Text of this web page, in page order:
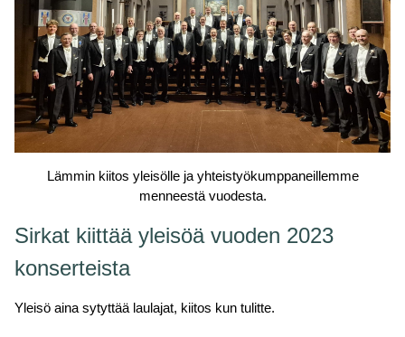
Lämmin kiitos yleisölle ja yhteistyökumppaneillemme
menneestä vuodesta.
Sirkat kiittää yleisöä vuoden 2023
konserteista
Yleisö aina sytyttää laulajat, kiitos kun tulitte.